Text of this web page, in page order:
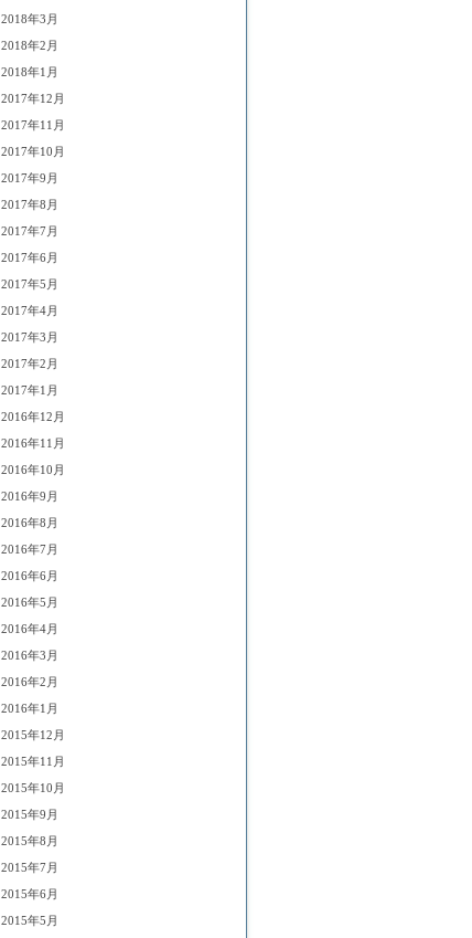
2018年3月
2018年2月
2018年1月
2017年12月
2017年11月
2017年10月
2017年9月
2017年8月
2017年7月
2017年6月
2017年5月
2017年4月
2017年3月
2017年2月
2017年1月
2016年12月
2016年11月
2016年10月
2016年9月
2016年8月
2016年7月
2016年6月
2016年5月
2016年4月
2016年3月
2016年2月
2016年1月
2015年12月
2015年11月
2015年10月
2015年9月
2015年8月
2015年7月
2015年6月
2015年5月